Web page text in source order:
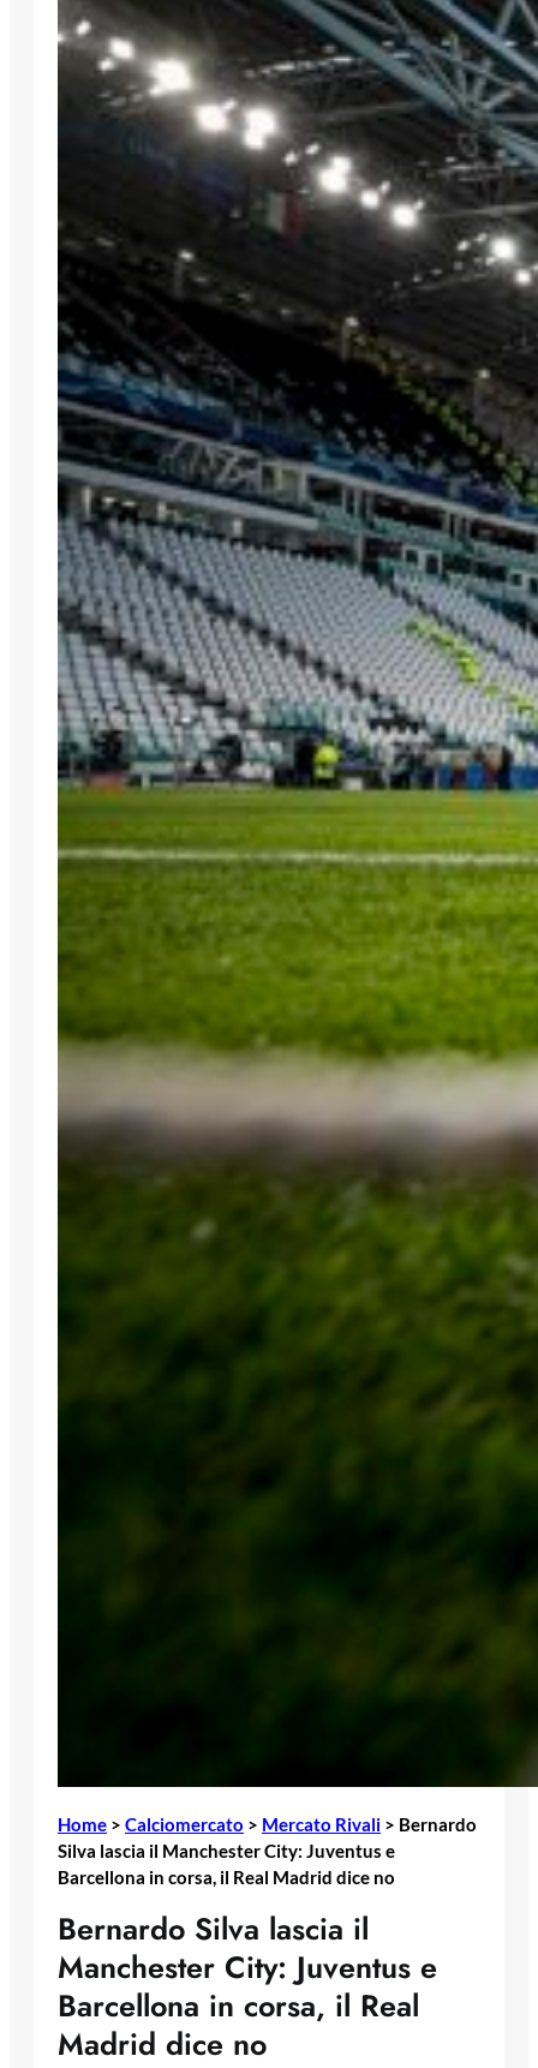
Home > Calciomercato > Mercato Rivali > Bernardo
Silva lascia il Manchester City: Juventus e
Barcellona in corsa, il Real Madrid dice no
Bernardo Silva lascia il
Manchester City: Juventus e
Barcellona in corsa, il Real
Madrid dice no